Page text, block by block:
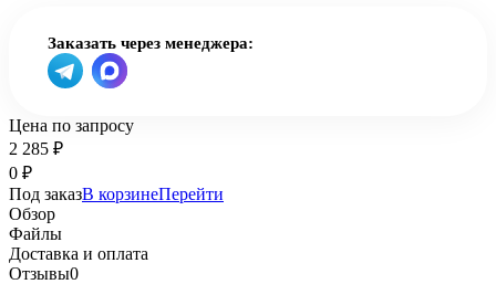
Заказать через менеджера:
Цена по запросу
2 285 ₽
0 ₽
Под заказВ корзинеПерейти
Обзор
Файлы
Доставка и оплата
Отзывы0